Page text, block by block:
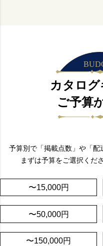
カタロ
ご予算
予算別で「掲載点数」や「配
まずは予算をご選択くだ
〜15,000円
〜50,000円
〜150,000円